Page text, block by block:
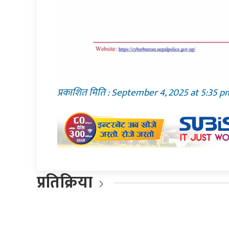
प्रकाशित मिति : September 4, 2025 at 5:35
प्रतिक्रिया